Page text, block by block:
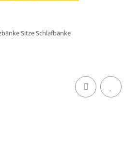
Sitze Schlafbänke